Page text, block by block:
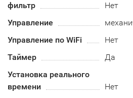
фильтр
Нет
Управление
Управление по WiFi
Нет
Таймер
Да
Установка реального
времени
Нет